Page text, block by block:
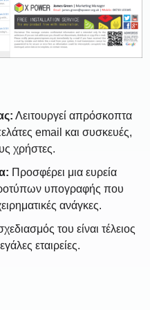
Λειτουργεί απρόσκοπτα
email και συσκευές,
χρήστες.
Προσφέρει μια ευρεία
υπογραφής που
ανάγκες.
του είναι τέλειος
εταιρείες.